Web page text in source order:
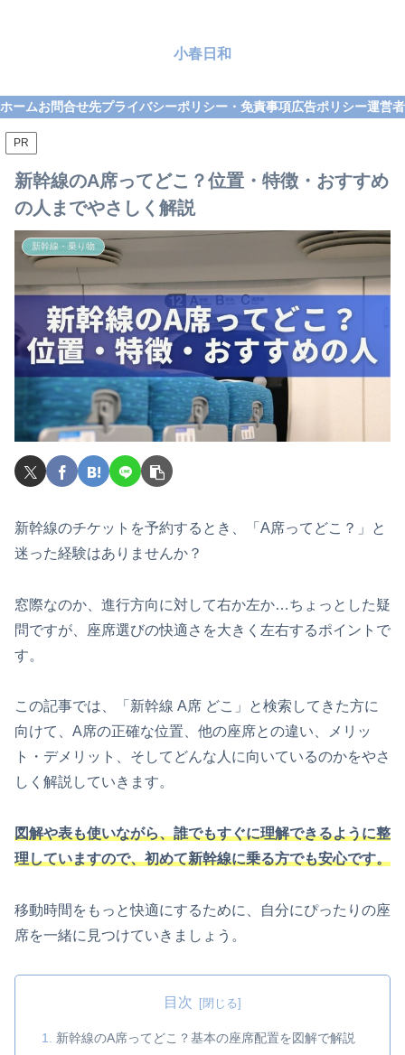
小春日和
ホームお問合せ先プライバシーポリシー・免責事項広告ポリシー運営
PR
新幹線のA席ってどこ？位置・特徴・おすすめ
の人までやさしく解説
新幹線・乗り物
新幹線のチケットを予約するとき、「A席ってどこ？」と
迷った経験はありませんか？
窓際なのか、進行方向に対して右か左か…ちょっとした疑
問ですが、座席選びの快適さを大きく左右するポイントで
す。
この記事では、「新幹線 A席 どこ」と検索してきた方に
向けて、A席の正確な位置、他の座席との違い、メリッ
ト・デメリット、そしてどんな人に向いているのかをやさ
しく解説していきます。
図解や表も使いながら、誰でもすぐに理解できるように整
理していますので、初めて新幹線に乗る方でも安心です。
移動時間をもっと快適にするために、自分にぴったりの座
席を一緒に見つけていきましょう。
目次
新幹線のA席ってどこ？基本の座席配置を図解で解説